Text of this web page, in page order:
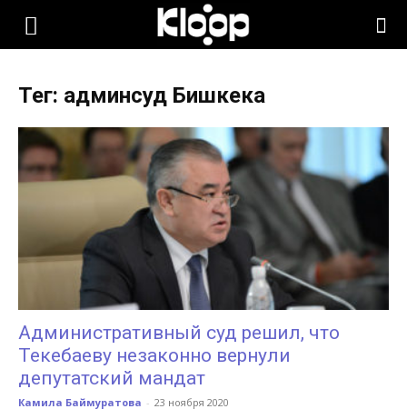
KLOOP.KG
Новости
Кыргызстана
Тег: админсуд Бишкека
Административный суд решил, что
Текебаеву незаконно вернули
депутатский мандат
Камила Баймуратова - 23 ноября 2020